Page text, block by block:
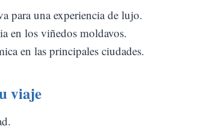
para una experiencia de lujo.
en los viñedos moldavos.
en las principales ciudades.
viaje